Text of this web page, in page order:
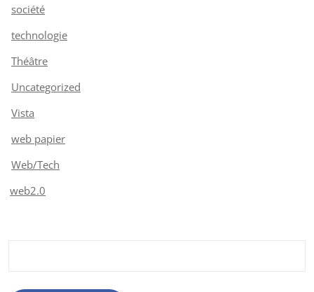
société
technologie
Théâtre
Uncategorized
Vista
web papier
Web/Tech
web2.0